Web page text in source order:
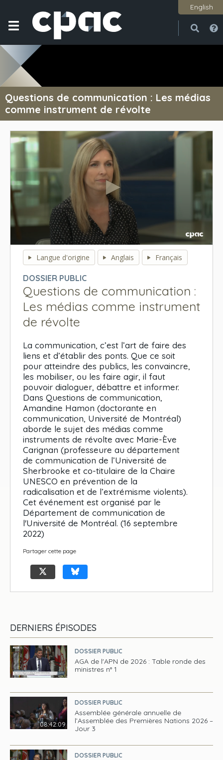
English
Questions de communication : Les médias
comme instrument de révolte
seconds
seconds
Langue d'origine Anglais Français
DOSSIER PUBLIC
Questions de communication :
Les médias comme instrument
de révolte
La communication, c’est l’art de faire des
liens et d’établir des ponts. Que ce soit
pour atteindre des publics, les convaincre,
les mobiliser, ou les faire agir, il faut
pouvoir dialoguer, débattre et informer.
Dans Questions de communication,
Amandine Hamon (doctorante en
communication, Université de Montréal)
aborde le sujet des médias comme
instruments de révolte avec Marie-Ève
Carignan (professeure au département
de communication de l’Université de
Sherbrooke et co-titulaire de la Chaire
UNESCO en prévention de la
radicalisation et de l’extrémisme violents).
Cet événement est organisé par le
Département de communication de
l'Université de Montréal. (16 septembre
2022)
Partager cette page
DERNIERS ÉPISODES
DOSSIER PUBLIC
AGA de l'APN de 2026 : Table ronde des
ministres n° 1
08:42:09
DOSSIER PUBLIC
Assemblée générale annuelle de
l’Assemblée des Premières Nations 2026 –
Jour 3
DOSSIER PUBLIC